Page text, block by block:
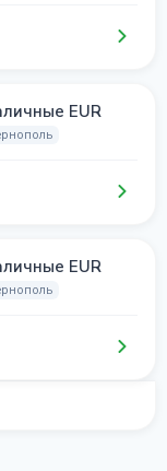
EUR
EUR